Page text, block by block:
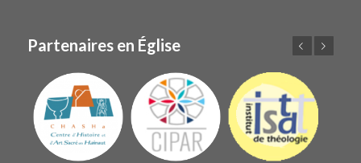
Partenaires en Église